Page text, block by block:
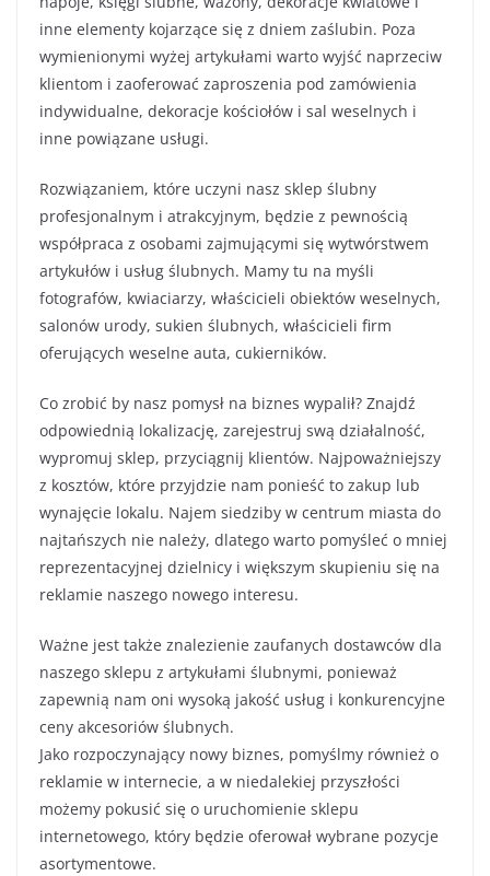
inne elementy kojarzące się z dniem zaślubin. Poza
wymienionymi wyżej artykułami warto wyjść naprzeciw
klientom i zaoferować zaproszenia pod zamówienia
indywidualne, dekoracje kościołów i sal weselnych i
inne powiązane usługi.
Rozwiązaniem, które uczyni nasz sklep ślubny
profesjonalnym i atrakcyjnym, będzie z pewnością
współpraca z osobami zajmującymi się wytwórstwem
artykułów i usług ślubnych. Mamy tu na myśli
fotografów, kwiaciarzy, właścicieli obiektów weselnych,
salonów urody, sukien ślubnych, właścicieli firm
oferujących weselne auta, cukierników.
Co zrobić by nasz pomysł na biznes wypalił? Znajdź
odpowiednią lokalizację, zarejestruj swą działalność,
wypromuj sklep, przyciągnij klientów. Najpoważniejszy
z kosztów, które przyjdzie nam ponieść to zakup lub
wynajęcie lokalu. Najem siedziby w centrum miasta do
najtańszych nie należy, dlatego warto pomyśleć o mniej
reprezentacyjnej dzielnicy i większym skupieniu się na
reklamie naszego nowego interesu.
Ważne jest także znalezienie zaufanych dostawców dla
naszego sklepu z artykułami ślubnymi, ponieważ
zapewnią nam oni wysoką jakość usług i konkurencyjne
ceny akcesoriów ślubnych.
Jako rozpoczynający nowy biznes, pomyślmy również o
reklamie w internecie, a w niedalekiej przyszłości
możemy pokusić się o uruchomienie sklepu
internetowego, który będzie oferował wybrane pozycje
asortymentowe.